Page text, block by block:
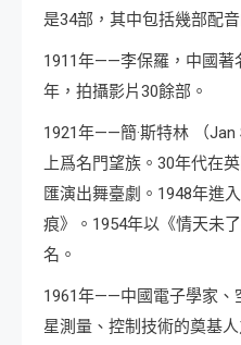
是34部，其中包括幾部配音
1911年——李保羅，中國著
年，拍攝影片30餘部。
1921年——簡·斯特林 （Jan
上爲名門望族。30年代在
匯演出舞臺劇。1948年進
痕》。1954年以《情天未
名。
1961年——中國電子學家、
星測量、控制技術的奠基